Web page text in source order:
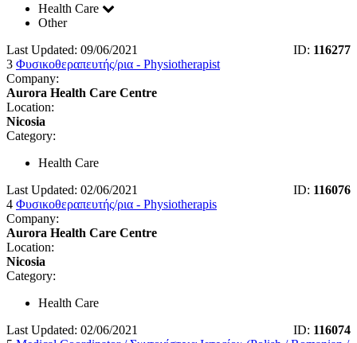
Health Care
Other
Last Updated: 09/06/2021
ID: 116277
3 Φυσικοθεραπευτής/ρια - Physiotherapist
Company:
Aurora Health Care Centre
Location:
Nicosia
Category:
Health Care
Last Updated: 02/06/2021
ID: 116076
4 Φυσικοθεραπευτής/ρια - Physiotherapis
Company:
Aurora Health Care Centre
Location:
Nicosia
Category:
Health Care
Last Updated: 02/06/2021
ID: 116074